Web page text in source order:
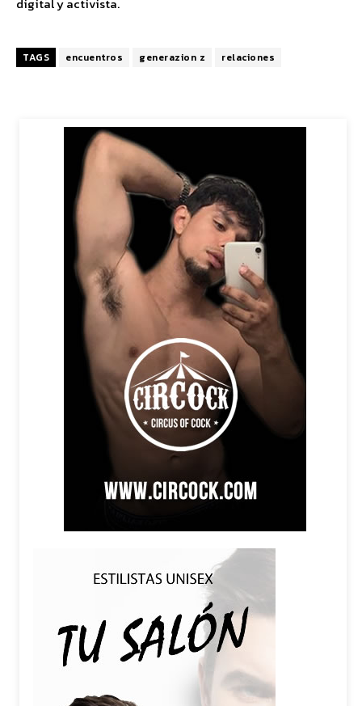
TAGS encuentros generazion z relaciones